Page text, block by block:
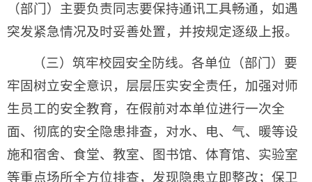
（部门）主要负责同志要保持通讯工具畅通，如遇
突发紧急情况及时妥善处置，并按规定逐级上报。
（三）筑牢校园安全防线。各单位（部门）要
牢固树立安全意识，层层压实安全责任，加强对师
生员工的安全教育，在假前对本单位进行一次全
面、彻底的安全隐患排查，对水、电、气、暖等设
施和宿舍、食堂、教室、图书馆、体育馆、实验室
等重点场所全方位排查，发现隐患立即整改；保卫